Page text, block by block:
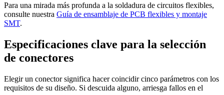
Para una mirada más profunda a la soldadura de circuitos flexibles,
consulte nuestra Guía de ensamblaje de PCB flexibles y montaje
SMT.
Especificaciones clave para la selección
de conectores
Elegir un conector significa hacer coincidir cinco parámetros con los
requisitos de su diseño. Si descuida alguno, arriesga fallos en el